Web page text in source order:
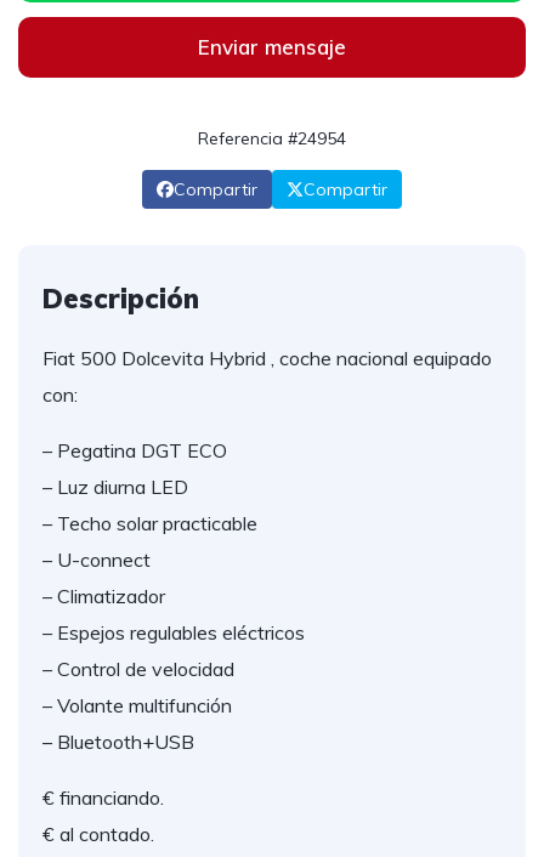
Enviar mensaje
Referencia #24954
Compartir Compartir
Descripción
Fiat 500 Dolcevita Hybrid , coche nacional equipado
con:
– Pegatina DGT ECO
– Luz diurna LED
– Techo solar practicable
– U-connect
– Climatizador
– Espejos regulables eléctricos
– Control de velocidad
– Volante multifunción
– Bluetooth+USB
€ financiando.
€ al contado.